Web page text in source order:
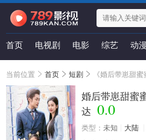
首页 电视剧 电影 综艺 动漫
当前位置 首页 短剧 《婚后带崽甜
婚后带崽甜蜜
达
0.0
类型： 未知 大陆